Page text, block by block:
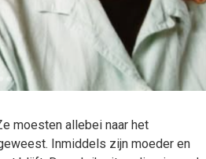
moesten allebei naar het
Inmiddels zijn moeder en